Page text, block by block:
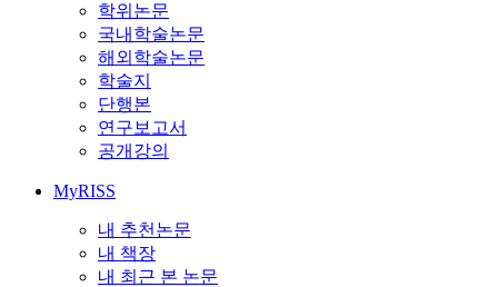
학위논문
국내학술논문
해외학술논문
학술지
단행본
연구보고서
공개강의
MyRISS
내 추천논문
내 책장
내 최근 본 논문